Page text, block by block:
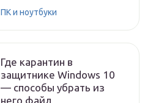
ПК и ноутбуки
Где карантин в
защитнике Windows 10
— способы убрать из
него файл